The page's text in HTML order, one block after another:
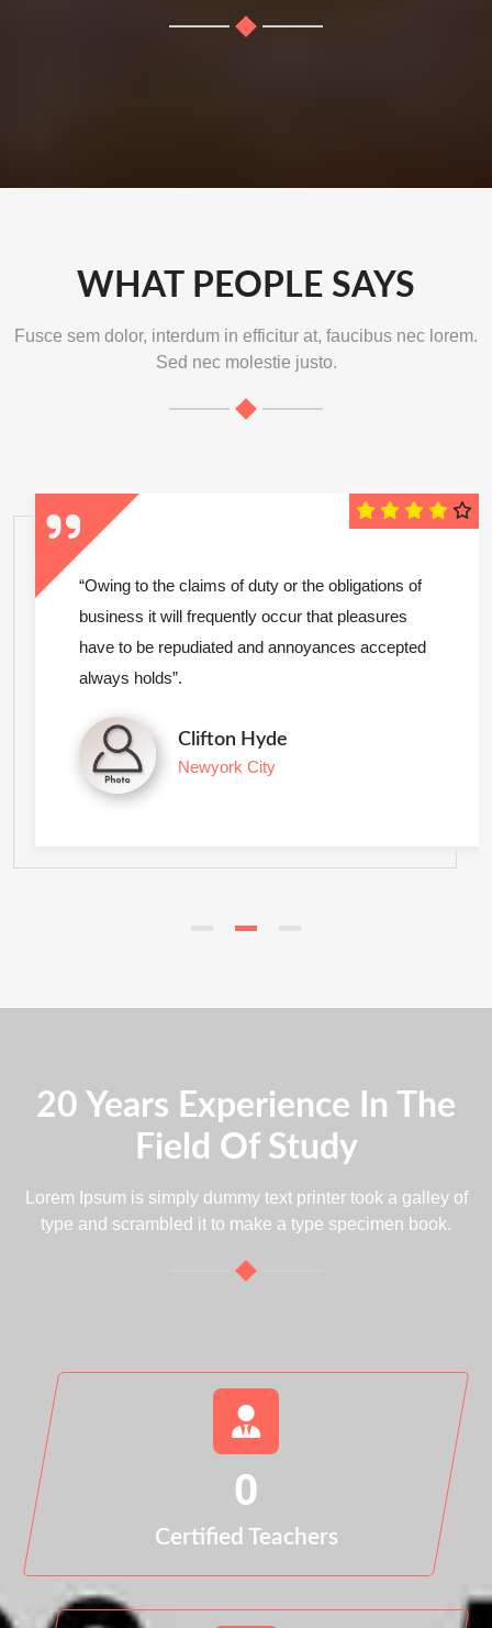
WHAT PEOPLE SAYS
Fusce sem dolor, interdum in efficitur at, faucibus nec lorem.
Sed nec molestie justo.
“Owing to the claims of duty or the obligations of
business it will frequently occur that pleasures
have to be repudiated and annoyances accepted
always holds”.
Clifton Hyde
Newyork City
20 Years Experience In The
Field Of Study
Lorem Ipsum is simply dummy text printer took a galley of
type and scrambled it to make a type specimen book.
0
Certified Teachers